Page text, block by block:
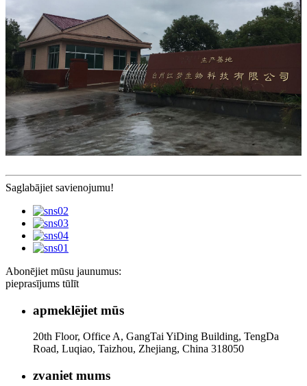
Saglabājiet savienojumu!
Abonējiet mūsu jaunumus:
pieprasījums tūlīt
apmeklējiet mūs
20th Floor, Office A, GangTai YiDing Building, TengDa
Road, Luqiao, Taizhou, Zhejiang, China 318050
zvaniet mums